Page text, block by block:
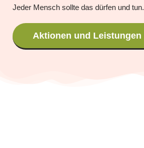
Jeder Mensch sollte das dürfen und tun.
Aktionen und Leistungen